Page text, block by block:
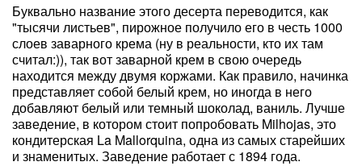
Буквально название этого десерта переводится, как
"тысячи листьев", пирожное получило его в честь 1000
слоев заварного крема (ну в реальности, кто их там
считал:)), так вот заварной крем в свою очередь
находится между двумя коржами. Как правило, начинка
представляет собой белый крем, но иногда в него
добавляют белый или темный шоколад, ваниль. Лучше
заведение, в котором стоит попробовать Milhojas, это
кондитерская La Mallorquina, одна из самых старейших
и знаменитых. Заведение работает с 1894 года.